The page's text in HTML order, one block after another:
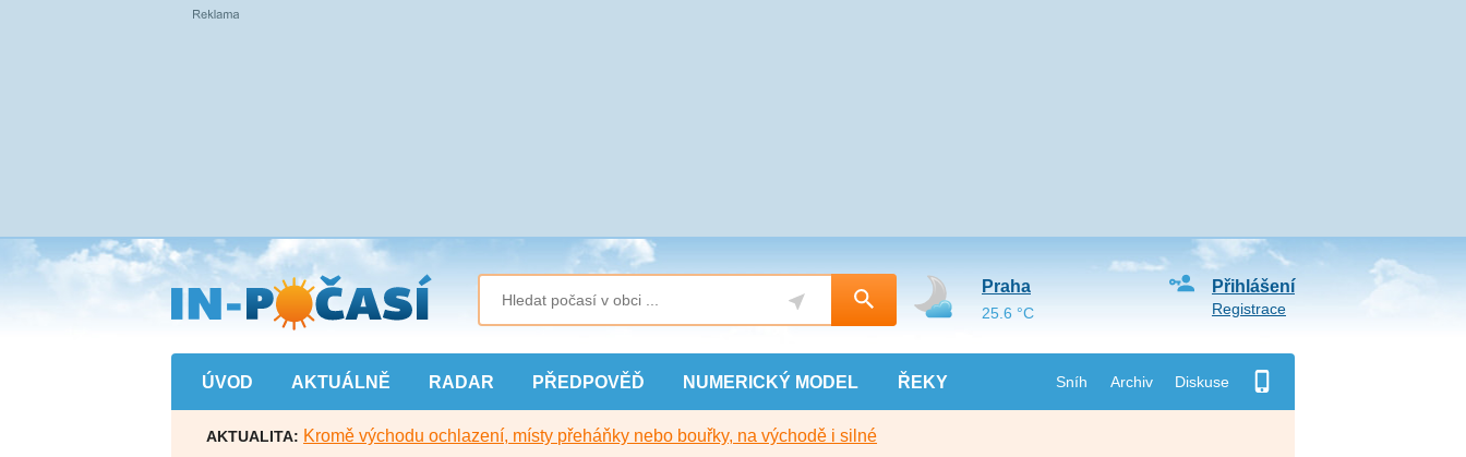
Přejít
na
hlavní
obsah
ÚVOD AKTUÁLNĚ RADAR PŘEDPOVĚĎ NUMERICKÝ MODEL ŘEKY Sníh Archiv Diskuse
Přihlášení
Registrace
Praha
25.6 °C
AKTUALITA: Kromě východu ochlazení, místy přeháňky nebo bouřky, na východě i silné